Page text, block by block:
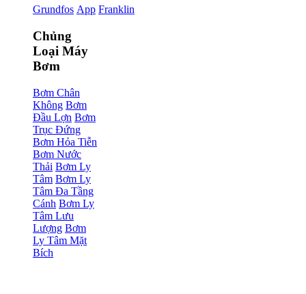
Grundfos App Franklin
Chủng
Loại Máy
Bơm
Bơm Chân
Không Bơm
Đầu Lợn Bơm
Trục Đứng
Bơm Hỏa Tiễn
Bơm Nước
Thải Bơm Ly
Tâm Bơm Ly
Tâm Đa Tầng
Cánh Bơm Ly
Tâm Lưu
Lượng Bơm
Ly Tâm Mặt
Bích